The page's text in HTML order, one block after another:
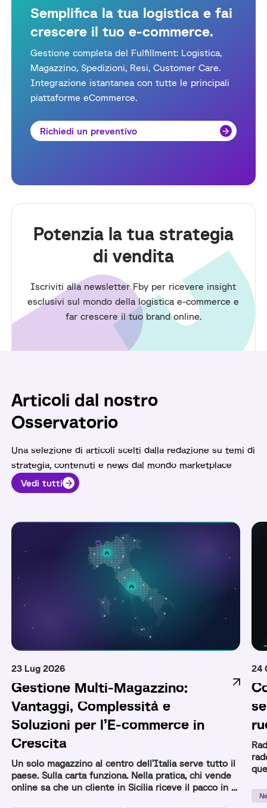
Semplifica la tua logistica e fai
crescere il tuo e-commerce.
Gestione completa del Fulfillment: Logistica,
Magazzino, Spedizioni, Resi, Customer Care.
Integrazione istantanea con tutte le principali
piattaforme eCommerce.
Richiedi un preventivo
Potenzia la tua strategia
di vendita
Iscriviti alla newsletter Fby per ricevere insight
esclusivi sul mondo della logistica e-commerce e
far crescere il tuo brand online.
Articoli dal nostro
Osservatorio
Una selezione di articoli scelti dalla redazione su temi di
strategia, contenuti e news dal mondo marketplace
Vedi tutti
23 Lug 2026
Gestione Multi-Magazzino:
Vantaggi, Complessità e
Soluzioni per l’E-commerce in
Crescita
Un solo magazzino al centro dell’Italia serve tutto il
paese. Sulla carta funziona. Nella pratica, chi vende
online sa che un cliente in Sicilia riceve il pacco in 3
24